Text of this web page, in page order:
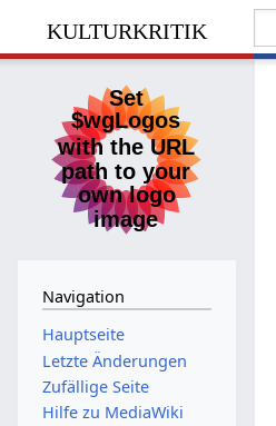
kulturkritik
Navigation
Hauptseite
Letzte Änderungen
Zufällige Seite
Hilfe zu MediaWiki